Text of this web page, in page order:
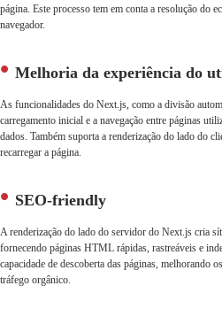
página. Este processo tem em conta a resolução do
navegador.
Melhoria da experiência do
As funcionalidades do Next.js, como a divisão
carregamento inicial e a navegação entre páginas
dados. Também suporta a renderização do lado do
recarregar a página.
SEO-friendly
A renderização do lado do servidor do Next.js cria
fornecendo páginas HTML rápidas, rastreáveis e
capacidade de descoberta das páginas, melhorando
tráfego orgânico.